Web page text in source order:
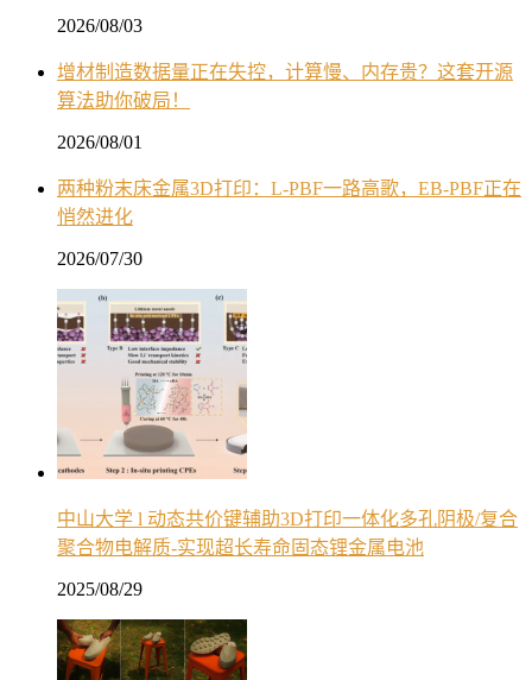
2026/08/03
增材制造数据量正在失控，计算慢、内存贵？这套开源
算法助你破局！
2026/08/01
两种粉末床金属3D打印：L-PBF一路高歌，EB-PBF正在
悄然进化
2026/07/30
中山大学 l 动态共价键辅助3D打印一体化多孔阴极/复合
聚合物电解质-实现超长寿命固态锂金属电池
2025/08/29